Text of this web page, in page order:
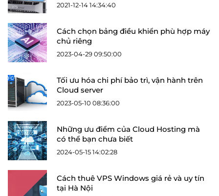
2021-12-14 14:34:40
Cách chọn bảng điều khiển phù hợp máy
chủ riêng
2023-04-29 09:50:00
Tối ưu hóa chi phí bảo trì, vận hành trên
Cloud server
2023-05-10 08:36:00
Những ưu điểm của Cloud Hosting mà
có thể bạn chưa biết
2024-05-15 14:02:28
Cách thuê VPS Windows giá rẻ và uy tín
tại Hà Nội